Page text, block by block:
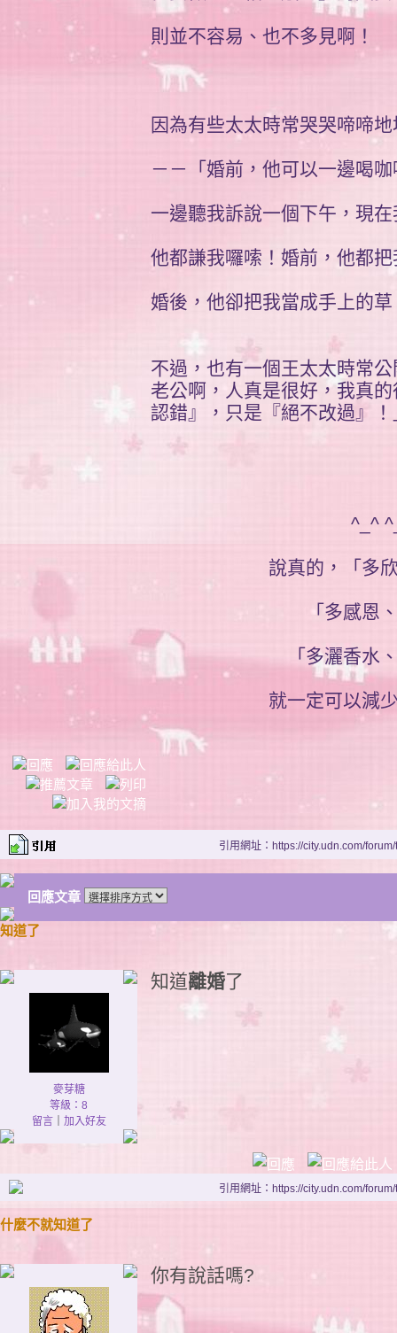
則並不容易、也不多見啊！
因為有些太太時常哭哭啼啼
－－「婚前，他可以一邊喝咖
一邊聽我訴說一個下午，現
他都謙我囉嗦！婚前，他都
婚後，他卻把我當成手上的
不過，也有一個王太太時常
老公啊，人真是很好，我真
認錯』，只是『絕不改過』！
^_^
說真的，「多
「多感恩
「多灑香水
就一定可以減
引用網址：https://city.udn.com/
回應文章
知道了
麥芽糖
等級：8
留言｜ 加入好友
知道離婚了
引用網址：https://city.udn.com/
什麼不就知道了
你有說話嗎?